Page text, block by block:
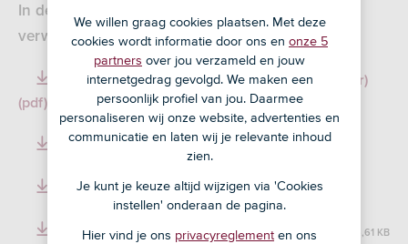
In de voorwaarden lees je wat jij van ons kunt
verwachten en wat wij van jou verwachten.
Voorwaarden ASN Online Bankieren (particulier)
(pdf)
Voorwaarden ASN Jongerenpakket (pdf)
Reglement Privérekeningen (pdf) 331,51 KB
Reglement Spaarrekeningen ASN Bank (pdf) 215,61 KB
We willen graag cookies plaatsen. Met deze
cookies wordt informatie door ons en onze 5
partners over jou verzameld en jouw
internetgedrag gevolgd. We maken een
persoonlijk profiel van jou. Daarmee
personaliseren wij onze website, advertenties en
communicatie en laten wij je relevante inhoud
zien.
Je kunt je keuze altijd wijzigen via 'Cookies
instellen' onderaan de pagina.
Hier vind je ons privacyreglement en ons